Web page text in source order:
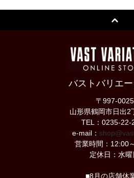
バストバリエ
〒997-0025
山形県鶴岡市日出2
TEL：0235-22-
e-mail：
営業時間：12:00
定休日：水曜
■8月の店舗休